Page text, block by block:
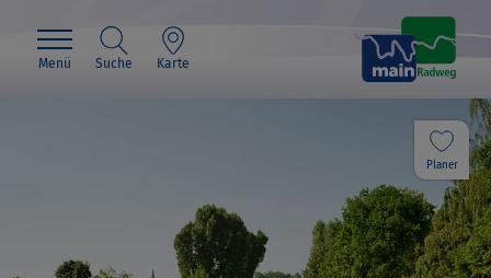
Menü Suche Karte
Planer